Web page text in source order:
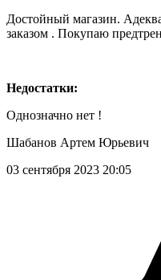
Достойный магазин.
заказом . Покупаю
Недостатки:
Однозначно нет !
Шабанов Артем Юрьевич
03 сентября 2023 20:05